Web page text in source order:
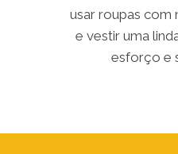
usar roupas com
e vestir uma
esforço e